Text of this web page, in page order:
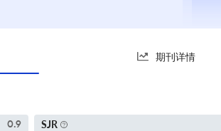
期刊详情
0.9 SJR